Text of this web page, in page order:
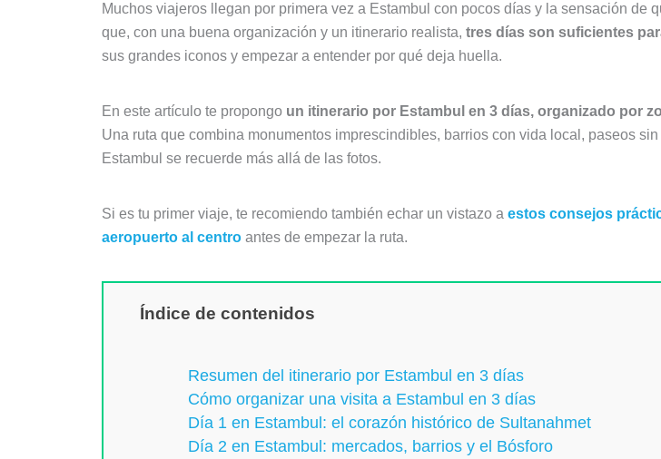
Muchos viajeros llegan por primera vez a Estambul con pocos días y la sensación de
que, con una buena organización y un itinerario realista, tres días son suficientes
sus grandes iconos y empezar a entender por qué deja huella.
En este artículo te propongo un itinerario por Estambul en 3 días, organizado por
Una ruta que combina monumentos imprescindibles, barrios con vida local, paseos
Estambul se recuerde más allá de las fotos.
Si es tu primer viaje, te recomiendo también echar un vistazo a estos consejos
aeropuerto al centro antes de empezar la ruta.
Índice de contenidos
Resumen del itinerario por Estambul en 3 días
Cómo organizar una visita a Estambul en 3 días
Día 1 en Estambul: el corazón histórico de Sultanahmet
Día 2 en Estambul: mercados, barrios y el Bósforo